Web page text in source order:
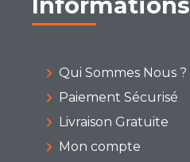
Qui Sommes Nous ?
Paiement Sécurisé
Livraison Gratuite
Mon compte